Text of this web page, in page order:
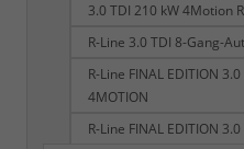
3.0 TDI 210 kW 4Motion
R-Line 3.0 TDI 8-Gang-
R-Line FINAL EDITION
4MOTION
R-Line FINAL EDITION 3.0